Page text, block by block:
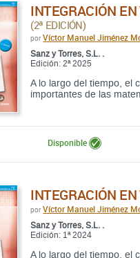
INTEGRACIÓN
(2ª EDICIÓN)
porVíctor Manuel Jiménez
Sanz y Torres, S.L. .
Edición: 2ª 2025
A lo largo del tiempo, el
importantes de las
Disponible
INTEGRACIÓN
porVíctor Manuel Jiménez
Sanz y Torres, S.L. .
Edición: 1ª 2024
A lo largo del tiempo, el